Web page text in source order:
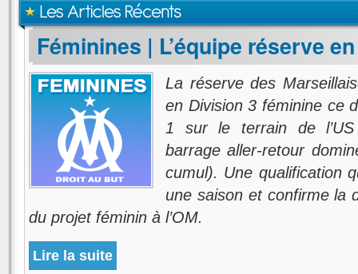
Féminines | L’équipe réserve
La réserve des
en Division 3 féminine ce
1 sur le terrain de
barrage aller-retour
cumul). Une qualification
une saison et confirme la
du projet féminin à l’OM.
Lire la suite